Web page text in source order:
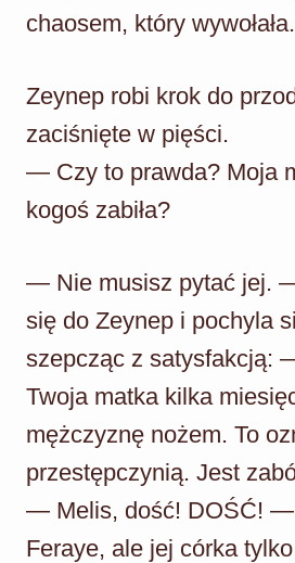
chaosem, który wywołała.
Zeynep robi krok do
zaciśnięte w pięści.
— Czy to prawda? Moja
kogoś zabiła?
— Nie musisz pytać jej.
się do Zeynep i pochyla
szepcząc z satysfakcją:
Twoja matka kilka
mężczyznę nożem. To
przestępczynią. Jest
— Melis, dość! DOŚĆ!
Feraye, ale jej córka